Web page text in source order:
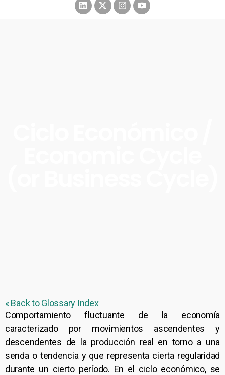
« Back to Glossary Index
Comportamiento fluctuante de la economía
caracterizado por movimientos ascendentes y
descendentes de la producción real en torno a una
senda o tendencia y que representa cierta regularidad
durante un cierto período. En el ciclo económico, se